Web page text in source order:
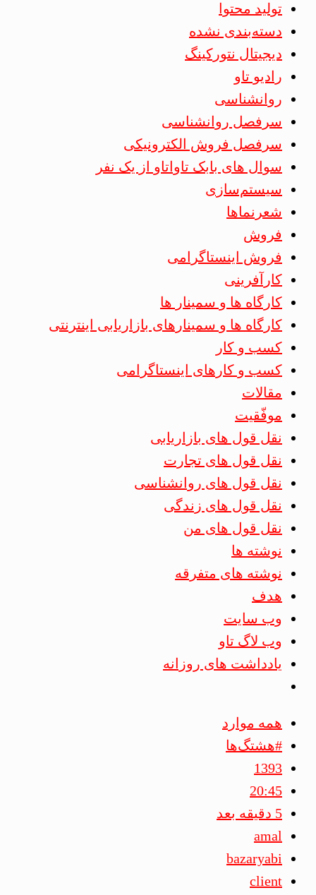
تولید محتوا
دسته‌بندی نشده
دیجیتال نتورکینگ
رادیو تاو
روانشناسی
سرفصل روانشناسی
سرفصل فروش الکترونیکی
سوال های بابک تاواتاو از یک نفر
سیستم‌سازی
شعرنماها
فروش
فروش اینستاگرامی
کارآفرینی
کارگاه ها و سمینار ها
کارگاه ها و سمینارهای بازاریابی اینترنتی
کسب و کار
کسب و کارهای اینستاگرامی
مقالات
موفّقیت
نقل قول های بازاریابی
نقل قول های تجارت
نقل قول های روانشناسی
نقل قول های زندگی
نقل قول های من
نوشته ها
نوشته های متفرقه
هدف
وب سایت
وب لاگ تاو
یادداشت های روزانه
همه موارد
#هشتگ‌ها
1393
20:45
5 دقیقه بعد
amal
bazaryabi
client